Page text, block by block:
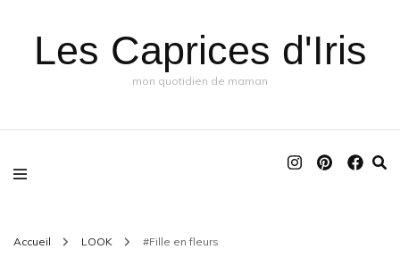
Les Caprices d'Iris
mon quotidien de maman
Accueil LOOK #Fille en fleurs